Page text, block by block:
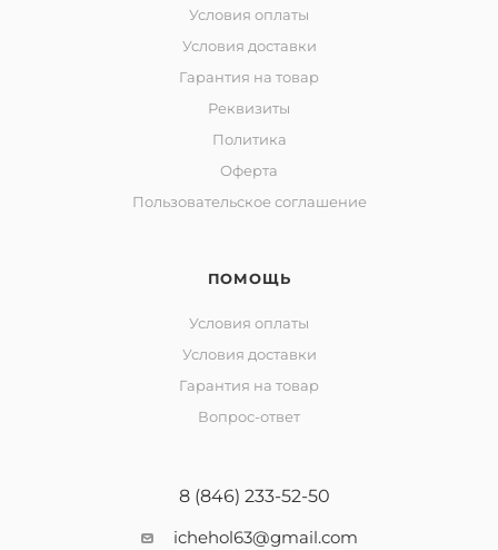
Условия оплаты
Условия доставки
Гарантия на товар
Реквизиты
Политика
Оферта
Пользовательское соглашение
ПОМОЩЬ
Условия оплаты
Условия доставки
Гарантия на товар
Вопрос-ответ
8 (846) 233-52-50
ichehol63@gmail.com